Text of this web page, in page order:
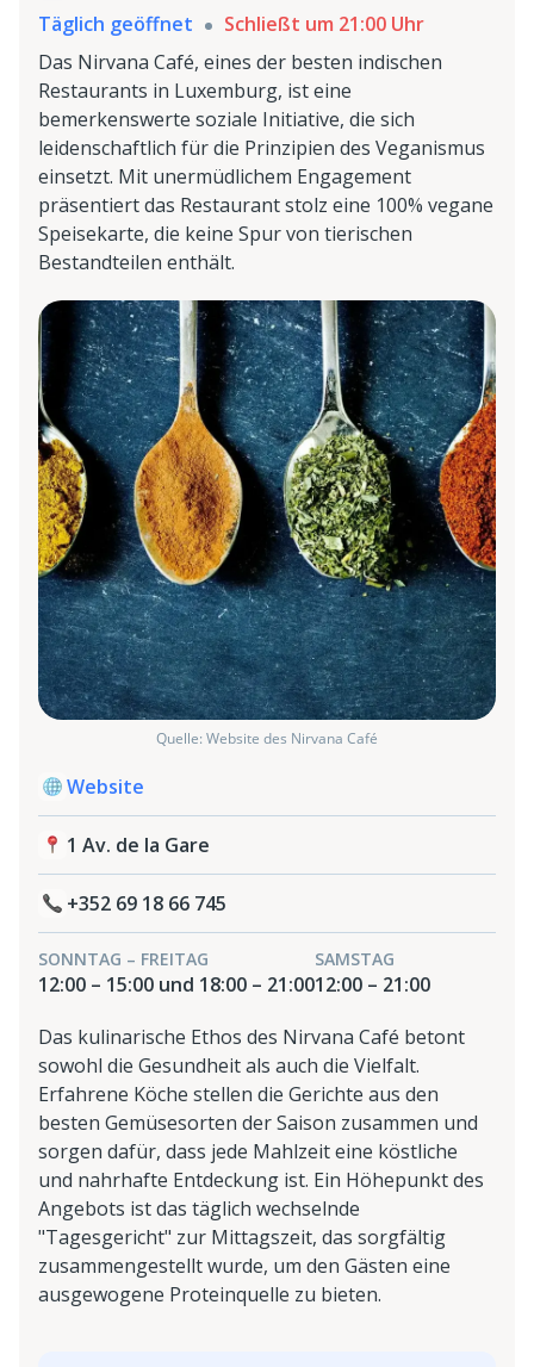
Täglich geöffnet
Schließt um 21:00 Uhr
Das Nirvana Café, eines der besten indischen
Restaurants in Luxemburg, ist eine
bemerkenswerte soziale Initiative, die sich
leidenschaftlich für die Prinzipien des Veganismus
einsetzt. Mit unermüdlichem Engagement
präsentiert das Restaurant stolz eine 100% vegane
Speisekarte, die keine Spur von tierischen
Bestandteilen enthält.
Quelle: Website des Nirvana Café
Website
1 Av. de la Gare
+352 69 18 66 745
SONNTAG – FREITAG
12:00 – 15:00 und 18:00 – 21:00
SAMSTAG
12:00 – 21:00
Das kulinarische Ethos des Nirvana Café betont
sowohl die Gesundheit als auch die Vielfalt.
Erfahrene Köche stellen die Gerichte aus den
besten Gemüsesorten der Saison zusammen und
sorgen dafür, dass jede Mahlzeit eine köstliche
und nahrhafte Entdeckung ist. Ein Höhepunkt des
Angebots ist das täglich wechselnde
"Tagesgericht" zur Mittagszeit, das sorgfältig
zusammengestellt wurde, um den Gästen eine
ausgewogene Proteinquelle zu bieten.